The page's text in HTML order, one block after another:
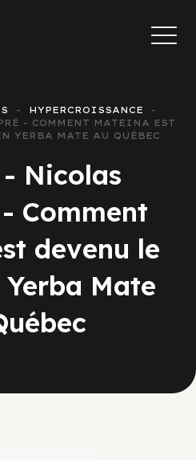
HYPERCROISSANCE
- COMMENT MATEINA EST
YERBA MATE AU QUÉBEC
- Nicolas
Comment
devenu le
Mate